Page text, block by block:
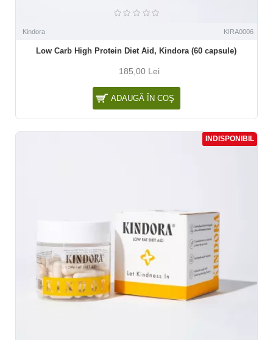
Kindora KIRA0006
Low Carb High Protein Diet Aid, Kindora (60 capsule)
185,00 Lei
ADAUGĂ ÎN COŞ
INDISPONIBIL